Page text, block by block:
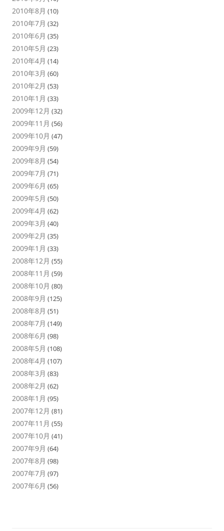
2010年8月 (10)
2010年7月 (32)
2010年6月 (35)
2010年5月 (23)
2010年4月 (14)
2010年3月 (60)
2010年2月 (53)
2010年1月 (33)
2009年12月 (32)
2009年11月 (56)
2009年10月 (47)
2009年9月 (59)
2009年8月 (54)
2009年7月 (71)
2009年6月 (65)
2009年5月 (50)
2009年4月 (62)
2009年3月 (40)
2009年2月 (35)
2009年1月 (33)
2008年12月 (55)
2008年11月 (59)
2008年10月 (80)
2008年9月 (125)
2008年8月 (51)
2008年7月 (149)
2008年6月 (98)
2008年5月 (108)
2008年4月 (107)
2008年3月 (83)
2008年2月 (62)
2008年1月 (95)
2007年12月 (81)
2007年11月 (55)
2007年10月 (41)
2007年9月 (64)
2007年8月 (98)
2007年7月 (97)
2007年6月 (56)